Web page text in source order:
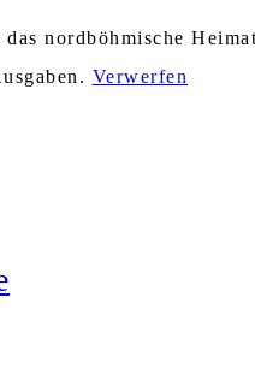
nordböhmische
Verwerfen